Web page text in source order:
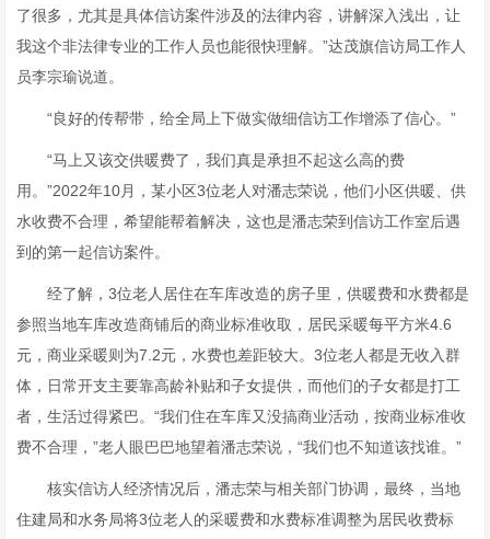
了很多，尤其是具体信访案件涉及的法律内容，讲解深入浅出，让
我这个非法律专业的工作人员也能很快理解。”达茂旗信访局工作人
员李宗瑜说道。
“良好的传帮带，给全局上下做实做细信访工作增添了信心。”
“马上又该交供暖费了，我们真是承担不起这么高的费
用。”2022年10月，某小区3位老人对潘志荣说，他们小区供暖、供
水收费不合理，希望能帮着解决，这也是潘志荣到信访工作室后遇
到的第一起信访案件。
经了解，3位老人居住在车库改造的房子里，供暖费和水费都是
参照当地车库改造商铺后的商业标准收取，居民采暖每平方米4.6
元，商业采暖则为7.2元，水费也差距较大。3位老人都是无收入群
体，日常开支主要靠高龄补贴和子女提供，而他们的子女都是打工
者，生活过得紧巴。“我们住在车库又没搞商业活动，按商业标准收
费不合理，”老人眼巴巴地望着潘志荣说，“我们也不知道该找谁。”
核实信访人经济情况后，潘志荣与相关部门协调，最终，当地
住建局和水务局将3位老人的采暖费和水费标准调整为居民收费标